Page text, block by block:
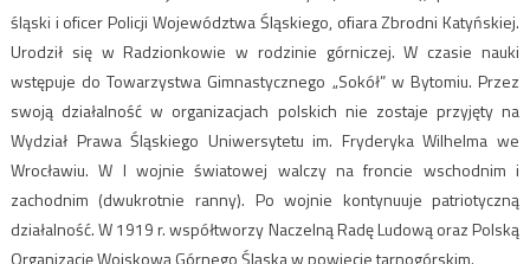
śląski i oficer Policji Województwa Śląskiego, ofiara Zbrodni Katyńskiej.
Urodził się w Radzionkowie w rodzinie górniczej. W czasie nauki
wstępuje do Towarzystwa Gimnastycznego „Sokół” w Bytomiu. Przez
swoją działalność w organizacjach polskich nie zostaje przyjęty na
Wydział Prawa Śląskiego Uniwersytetu im. Fryderyka Wilhelma we
Wrocławiu. W I wojnie światowej walczy na froncie wschodnim i
zachodnim (dwukrotnie ranny). Po wojnie kontynuuje patriotyczną
działalność. W 1919 r. współtworzy Naczelną Radę Ludową oraz Polską